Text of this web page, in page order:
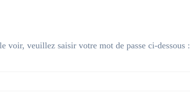
voir, veuillez saisir votre mot de passe ci-dessous :